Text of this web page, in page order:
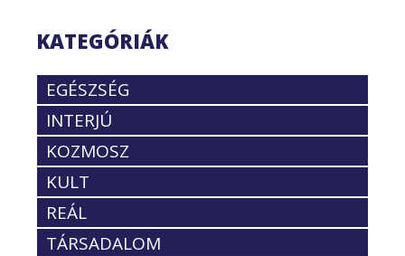
KATEGÓRIÁK
EGÉSZSÉG
INTERJÚ
KOZMOSZ
KULT
REÁL
TÁRSADALOM